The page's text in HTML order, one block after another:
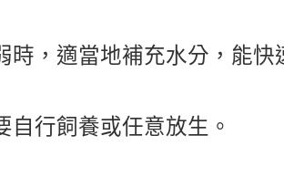
時，適當地補充水分，能
自行飼養或任意放生。